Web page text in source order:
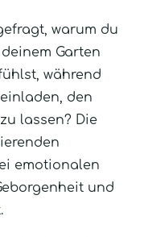
warum du
Garten
während
den
lassen? Die
emotionalen
und